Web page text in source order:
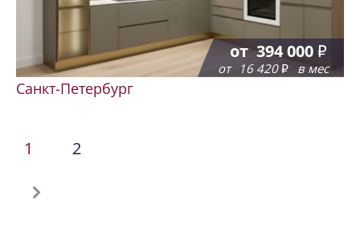
от 394 000
от 16 420 в мес
Санкт-Петербург
1 2